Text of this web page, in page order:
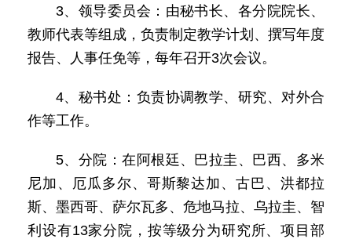
3、领导委员会：由秘书长、各分院院长、
教师代表等组成，负责制定教学计划、撰写年度
报告、人事任免等，每年召开3次会议。
4、秘书处：负责协调教学、研究、对外合
作等工作。
5、分院：在阿根廷、巴拉圭、巴西、多米
尼加、厄瓜多尔、哥斯黎达加、古巴、洪都拉
斯、墨西哥、萨尔瓦多、危地马拉、乌拉圭、智
利设有13家分院，按等级分为研究所、项目部